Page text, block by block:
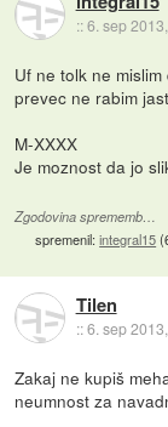
::6. sep
Uf ne tolk ne
prevec ne rabim
M-XXXX
Je moznost da jo
Zgodovina sprememb…
spremenil:integral15(
Tilen
::6. sep
Zakaj ne kupiš
neumnost za